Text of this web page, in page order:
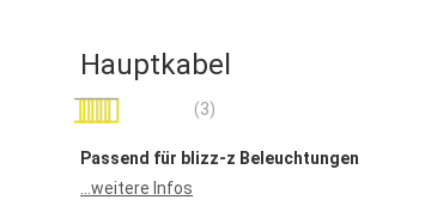
Hauptkabel
Bewertung: (3)
Passend für blizz-z Beleuchtungen
...weitere Infos